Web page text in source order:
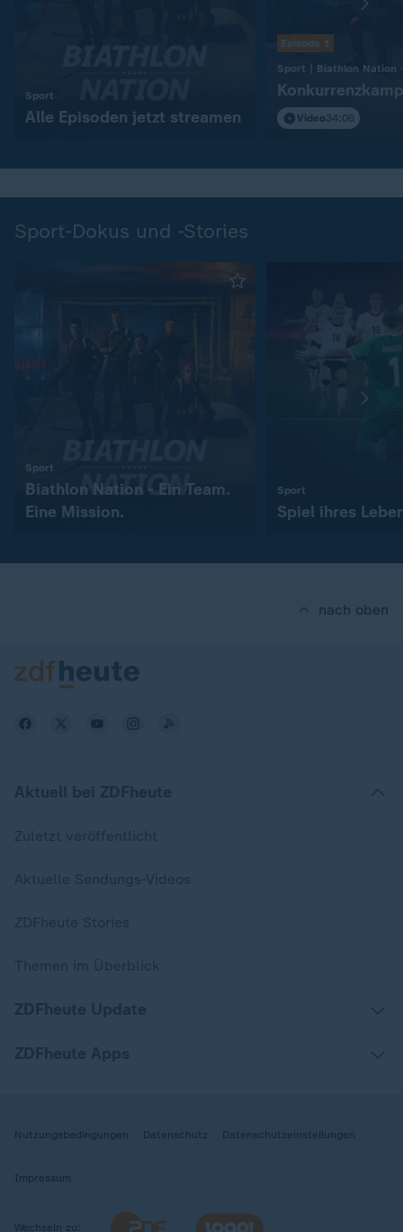
Sport
Alle Episoden jetzt streamen
Episode 1
Video34:06
Sport-Dokus und -Stories
Sport
Biathlon Nation - Ein Team.
Eine Mission.
Sport
Spiel ihres
nach oben
Nutzungsbedingungen Datenschutz Datenschutzeinstellungen
Impressum
Wechseln zu: